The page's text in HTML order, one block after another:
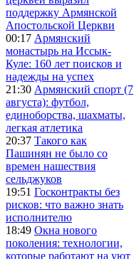
поддержку Армянской
Апостольской Церкви
00:17 Армянский
монастырь на Иссык-
Куле: 160 лет поисков и
надежды на успех
21:30 Армянский спорт (7
августа): футбол,
единоборства, шахматы,
легкая атлетика
20:37 Такого как
Пашинян не было со
времен нашествия
сельджуков
19:51 Госконтракты без
рисков: что важно знать
исполнителю
18:49 Окна нового
поколения: технологии,
которые работают на уют